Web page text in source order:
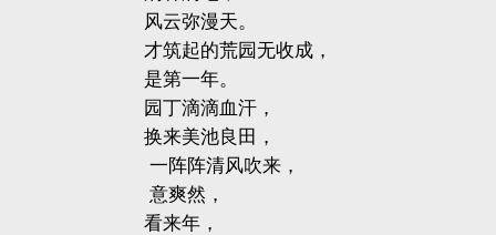
风云弥漫天。
才筑起的荒园无收成，
是第一年。
园丁滴滴血汗，
换来美池良田，
一阵阵清风吹来，
意爽然，
看来年，